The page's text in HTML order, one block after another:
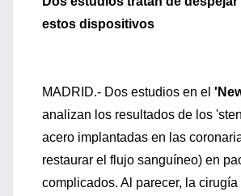
estos dispositivos
MADRID.- Dos estudios en el
analizan los resultados de los
acero implantadas en las
restaurar el flujo sanguíneo) en
complicados. Al parecer, la cirugía